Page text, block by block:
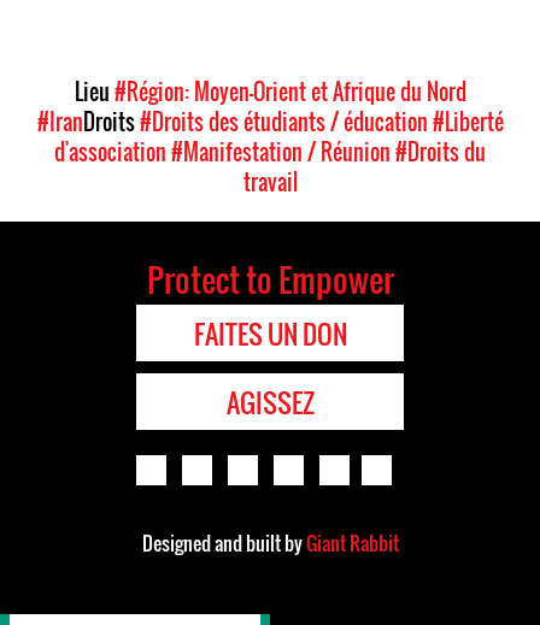
Lieu#Région: Moyen-Orient et Afrique du Nord
#IranDroits#Droits des étudiants / éducation#Liberté
d'association#Manifestation / Réunion#Droits du
travail
Protect to Empower
FAITES UN DON
AGISSEZ
Designed and built byGiant Rabbit